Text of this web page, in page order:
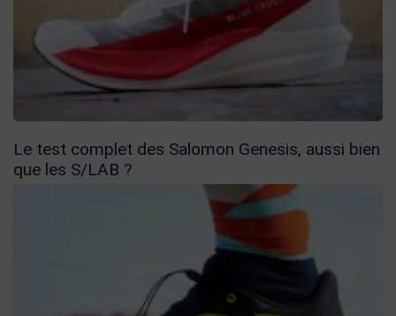
Le test complet des Salomon Genesis, aussi bien
que les S/LAB ?